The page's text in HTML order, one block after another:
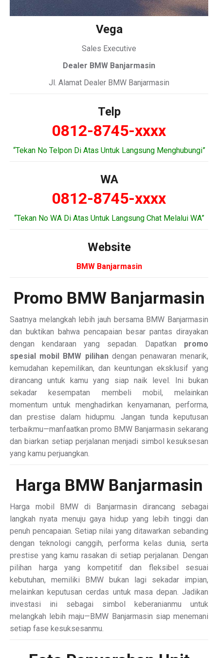
Vega
Sales Executive
Dealer BMW Banjarmasin
Jl. Alamat Dealer BMW Banjarmasin
Telp
0812-8745-xxxx
“Tekan No Telpon Di Atas Untuk Langsung Menghubungi”
WA
0812-8745-xxxx
“Tekan No WA Di Atas Untuk Langsung Chat Melalui WA”
Website
BMW Banjarmasin
Promo BMW Banjarmasin
Saatnya melangkah lebih jauh bersama BMW Banjarmasin
dan buktikan bahwa pencapaian besar pantas dirayakan
dengan kendaraan yang sepadan. Dapatkan promo
spesial mobil BMW pilihandengan penawaran menarik,
kemudahan kepemilikan, dan keuntungan eksklusif yang
dirancang untuk kamu yang siap naik level. Ini bukan
sekadar kesempatan membeli mobil, melainkan
momentum untuk menghadirkan kenyamanan, performa,
dan prestise dalam hidupmu. Jangan tunda keputusan
terbaikmu—manfaatkan promo BMW Banjarmasin sekarang
dan biarkan setiap perjalanan menjadi simbol kesuksesan
yang kamu perjuangkan.
Harga BMW Banjarmasin
Harga mobil BMW di Banjarmasin dirancang sebagai
langkah nyata menuju gaya hidup yang lebih tinggi dan
penuh pencapaian. Setiap nilai yang ditawarkan sebanding
dengan teknologi canggih, performa kelas dunia, serta
prestise yang kamu rasakan di setiap perjalanan. Dengan
pilihan harga yang kompetitif dan fleksibel sesuai
kebutuhan, memiliki BMW bukan lagi sekadar impian,
melainkan keputusan cerdas untuk masa depan. Jadikan
investasi ini sebagai simbol keberanianmu untuk
melangkah lebih maju—BMW Banjarmasin siap menemani
setiap fase kesuksesanmu.